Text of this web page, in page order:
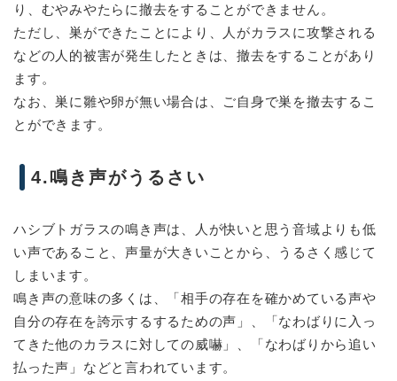
り、むやみやたらに撤去をすることができません。
ただし、巣ができたことにより、人がカラスに攻撃される
などの人的被害が発生したときは、撤去をすることがあり
ます。
なお、巣に雛や卵が無い場合は、ご自身で巣を撤去するこ
とができます。
4.鳴き声がうるさい
ハシブトガラスの鳴き声は、人が快いと思う音域よりも低
い声であること、声量が大きいことから、うるさく感じて
しまいます。
鳴き声の意味の多くは、「相手の存在を確かめている声や
自分の存在を誇示するするための声」、「なわばりに入っ
てきた他のカラスに対しての威嚇」、「なわばりから追い
払った声」などと言われています。